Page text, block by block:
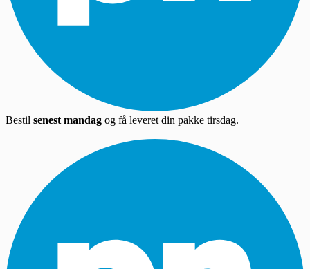
Bestil senest mandag og få leveret din pakke tirsdag.